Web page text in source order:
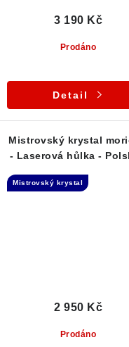
Prodáno
3 190 Kč
Detail
Mistrovský krystal
- Laserová hůlka -
Mistrovský krystal
Prodáno
2 950 Kč